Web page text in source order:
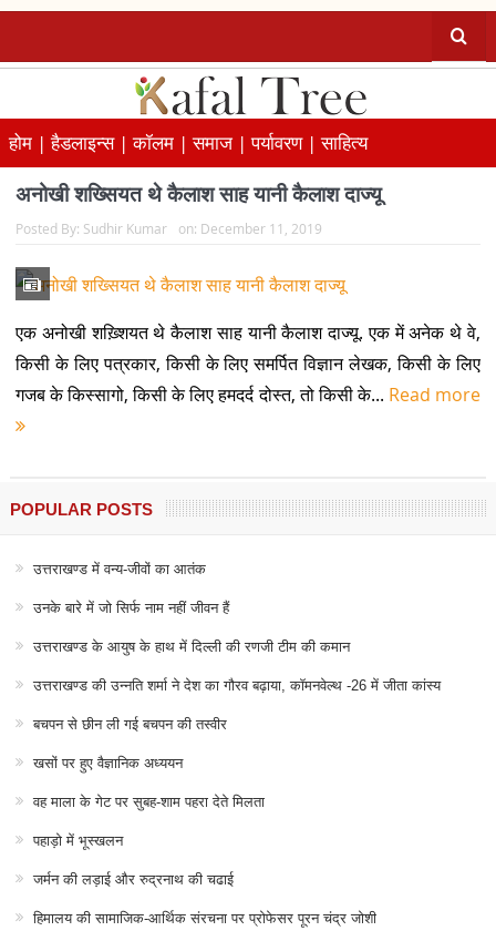
होम |हैडलाइन्स |कॉलम |समाज |पर्यावरण |साहित्य
अनोखी शख्सियत थे कैलाश साह यानी कैलाश दाज्यू
Posted By: Sudhir Kumar on: December 11, 2019
एक अनोखी शख़्शियत थे कैलाश साह यानी कैलाश दाज्यू. एक में अनेक थे वे,
किसी के लिए पत्रकार, किसी के लिए समर्पित विज्ञान लेखक, किसी के लिए
गजब के किस्सागो, किसी के लिए हमदर्द दोस्त, तो किसी के... Read more
POPULAR POSTS
उत्तराखण्ड में वन्य-जीवों का आतंक
उनके बारे में जो सिर्फ नाम नहीं जीवन हैं
उत्तराखण्ड के आयुष के हाथ में दिल्ली की रणजी टीम की कमान
उत्तराखण्ड की उन्नति शर्मा ने देश का गौरव बढ़ाया, कॉमनवेल्थ -26 में जीता कांस्य
बचपन से छीन ली गई बचपन की तस्वीर
खसों पर हुए वैज्ञानिक अध्ययन
वह माला के गेट पर सुबह-शाम पहरा देते मिलता
पहाड़ो में भूस्खलन
जर्मन की लड़ाई और रुद्रनाथ की चढाई
हिमालय की सामाजिक-आर्थिक संरचना पर प्रोफेसर पूरन चंद्र जोशी